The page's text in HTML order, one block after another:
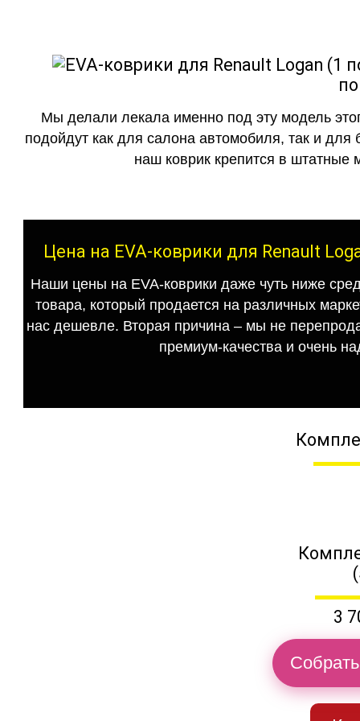
Мы делали лекала именно под эту модель
подойдут как для салона автомобиля, так и для
наш коврик крепится в штатные
Цена на EVA-коврики для Renault
Наши цены на EVA-коврики даже чуть ниже
товара, который продается на различных
нас дешевле. Вторая причина – мы не
премиум-качества и очень
3